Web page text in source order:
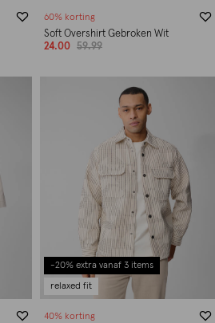
60% korting
Soft Overshirt Gebroken Wit
24.00
59.99
-20% extra vanaf 3 items
relaxed fit
40% korting